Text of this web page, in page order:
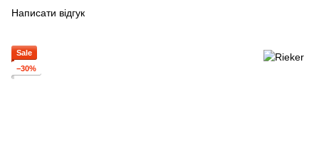
Написати відгук
Sale
−30%